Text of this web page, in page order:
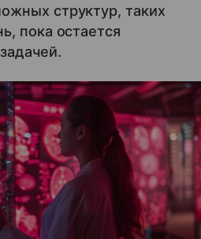
структур, таких
пока остается